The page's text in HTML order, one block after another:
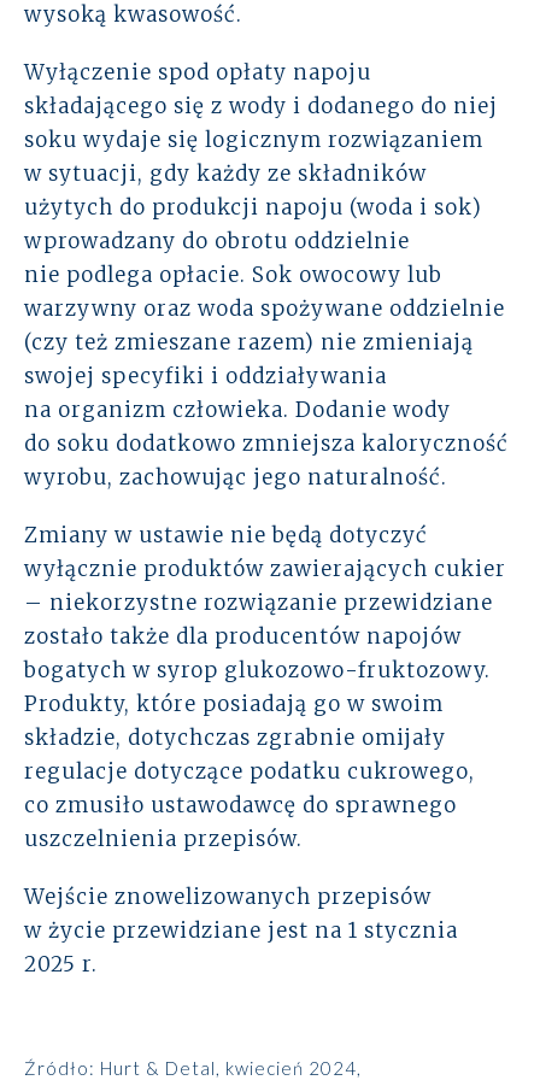
wysoką kwasowość.
Wyłączenie spod opłaty napoju
składającego się z wody i dodanego do niej
soku wydaje się logicznym rozwiązaniem
w sytuacji, gdy każdy ze składników
użytych do produkcji napoju (woda i sok)
wprowadzany do obrotu oddzielnie
nie podlega opłacie. Sok owocowy lub
warzywny oraz woda spożywane oddzielnie
(czy też zmieszane razem) nie zmieniają
swojej specyfiki i oddziaływania
na organizm człowieka. Dodanie wody
do soku dodatkowo zmniejsza kaloryczność
wyrobu, zachowując jego naturalność.
Zmiany w ustawie nie będą dotyczyć
wyłącznie produktów zawierających cukier
– niekorzystne rozwiązanie przewidziane
zostało także dla producentów napojów
bogatych w syrop glukozowo-fruktozowy.
Produkty, które posiadają go w swoim
składzie, dotychczas zgrabnie omijały
regulacje dotyczące podatku cukrowego,
co zmusiło ustawodawcę do sprawnego
uszczelnienia przepisów.
Wejście znowelizowanych przepisów
w życie przewidziane jest na 1 stycznia
2025 r.
Źródło: Hurt & Detal, kwiecień 2024,